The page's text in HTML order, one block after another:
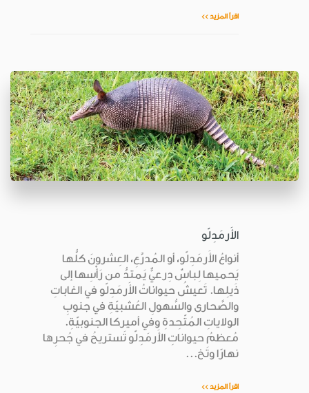
اقرأ المزيد >>
الأَرمَدِلّو
أنواعُ الأَرمَدِلّو، أو المُدرَّعِ، العِشرونَ كلُّها
يَحميها لِباسٌ دِرعيٌّ يَمتدُّ من رَأْسِها إلى
ذَيلِها. تَعيشُ حيواناتُ الأَرمَدِلّو في الغاباتِ
والصَّحارى والسُّهولِ العُشبيّةِ في جنوبِ
الولاياتِ المُتّحِدةِ وفي أميركا الجنوبيّةِ.
مُعظمُ حيواناتِ الأَرمَدِلّو تَستريحُ في جُحرِها
نهارًا وتَخ...
اقرأ المزيد >>